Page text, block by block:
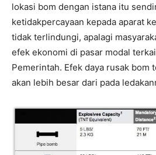
lokasi bom dengan istana itu
ketidakpercayaan kepada aparat
tidak terlindungi, apalagi
efek ekonomi di pasar modal
Pemerintah. Efek daya rusak bom
akan lebih besar dari pada